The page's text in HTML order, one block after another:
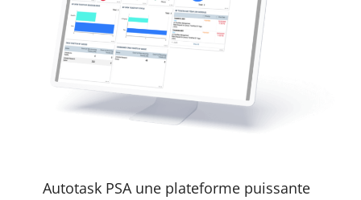
Autotask PSA une plateforme puissante